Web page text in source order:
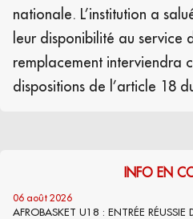
nationale. L’institution a
leur disponibilité au service
remplacement interviendra
dispositions de l’article 18
INFO EN
06 août 2026
AFROBASKET U18 : ENTRÉE RÉUSSIE